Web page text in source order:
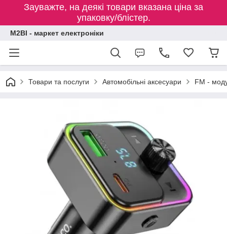
Зауважте, на деякі товари вказана ціна за
упаковку/блістер.
M2BI - маркет електроніки
Товари та послуги Автомобільні аксесуари FM -